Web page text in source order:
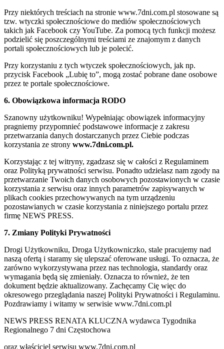
Przy niektórych treściach na stronie www.7dni.com.pl stosowane są
tzw. wtyczki społecznościowe do mediów społecznościowych
takich jak Facebook czy YouTube. Za pomocą tych funkcji możesz
podzielić się poszczególnymi treściami ze znajomym z danych
portali społecznościowych lub je polecić.
Przy korzystaniu z tych wtyczek społecznościowych, jak np.
przycisk Facebook „Lubię to”, mogą zostać pobrane dane osobowe
przez te portale społecznościowe.
6. Obowiązkowa informacja RODO
Szanowny użytkowniku! Wypełniając obowiązek informacyjny
pragniemy przypomnieć podstawowe informacje z zakresu
przetwarzania danych dostarczanych przez Ciebie podczas
korzystania ze strony www.7dni.com.pl.
Korzystając z tej witryny, zgadzasz się w całości z Regulaminem
oraz Polityką prywatności serwisu. Ponadto udzielasz nam zgody na
przetwarzanie Twoich danych osobowych pozostawionych w czasie
korzystania z serwisu oraz innych parametrów zapisywanych w
plikach cookies przechowywanych na tym urządzeniu
pozostawianych w czasie korzystania z niniejszego portalu przez
firmę NEWS PRESS.
7. Zmiany Polityki Prywatności
Drogi Użytkowniku, Droga Użytkowniczko, stale pracujemy nad
naszą ofertą i staramy się ulepszać oferowane usługi. To oznacza, że
zarówno wykorzystywana przez nas technologia, standardy oraz
wymagania będą się zmieniały. Oznacza to również, że ten
dokument będzie aktualizowany. Zachęcamy Cię więc do
okresowego przeglądania naszej Polityki Prywatności i Regulaminu.
Pozdrawiamy i witamy w serwisie www.7dni.com.pl
NEWS PRESS RENATA KLUCZNA wydawca Tygodnika
Regionalnego 7 dni Częstochowa
oraz właściciel serwisu www.7dni.com.pl